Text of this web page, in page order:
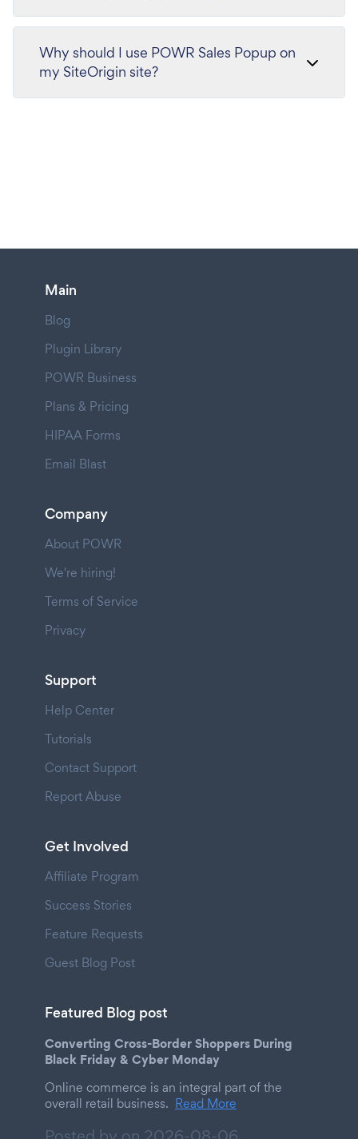
Why should I use POWR Sales Popup on
my SiteOrigin site?
Main
Blog
Plugin Library
POWR Business
Plans & Pricing
HIPAA Forms
Email Blast
Company
About POWR
We're hiring!
Terms of Service
Privacy
Support
Help Center
Tutorials
Contact Support
Report Abuse
Get Involved
Affiliate Program
Success Stories
Feature Requests
Guest Blog Post
Featured Blog post
Converting Cross-Border Shoppers During
Black Friday & Cyber Monday
Online commerce is an integral part of the
overall retail business. Read More